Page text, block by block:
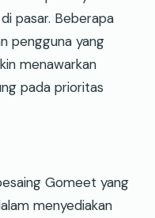
pasar. Beberapa
pengguna yang
menawarkan
pada prioritas
Gomeet yang
menyediakan